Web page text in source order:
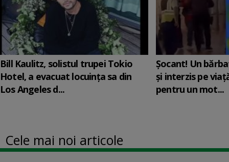
Bill Kaulitz, solistul trupei Tokio
Hotel, a evacuat locuinţa sa din
Los Angeles d...
Șocant! Un
și interzis pe
pentru un mot...
Cele mai noi articole